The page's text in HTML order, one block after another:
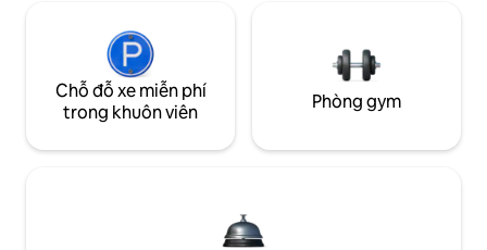
Chỗ đỗ xe miễn phí
trong khuôn viên
Phòng gym